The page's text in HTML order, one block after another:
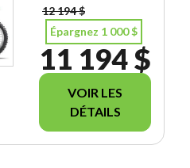
SUR CERTAIN
MODEL
12 194 $
Épargnez 1 000 $
11 194 $
VOIR LES
DÉTAILS